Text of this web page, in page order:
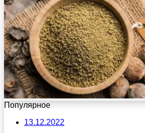
Популярное
13.12.2022